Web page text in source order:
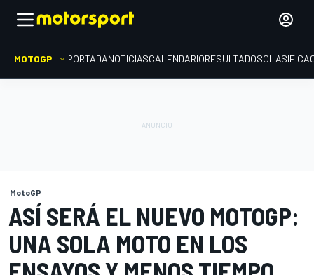
MOTOGP PORTADANOTICIASCALENDARIORESULTADOS
MotoGP
ASÍ SERÁ EL NUEVO MOTOGP:
UNA SOLA MOTO EN LOS